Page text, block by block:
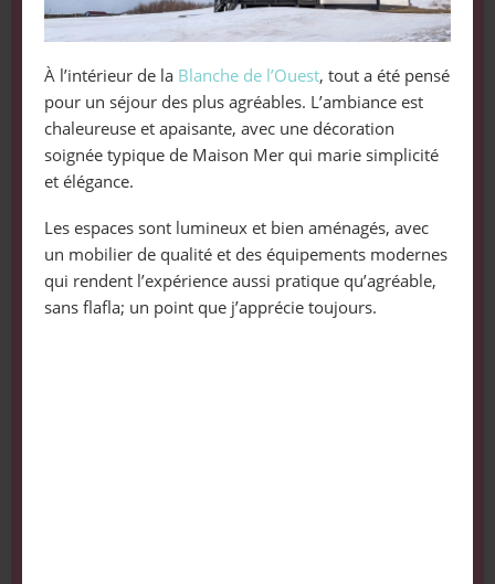
À l’intérieur de la Blanche de l’Ouest, tout a été pensé
pour un séjour des plus agréables. L’ambiance est
chaleureuse et apaisante, avec une décoration
soignée typique de Maison Mer qui marie simplicité
et élégance.
Les espaces sont lumineux et bien aménagés, avec
un mobilier de qualité et des équipements modernes
qui rendent l’expérience aussi pratique qu’agréable,
sans flafla; un point que j’apprécie toujours.